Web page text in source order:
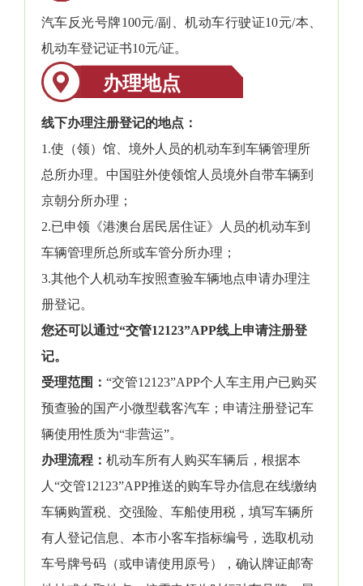
汽车反光号牌100元/副、机动车行驶证10元/本、
机动车登记证书10元/证。
办理地点
线下办理注册登记的地点：
1.使（领）馆、境外人员的机动车到车辆管理所
总所办理。中国驻外使领馆人员境外自带车辆到
京朝分所办理；
2.已申领《港澳台居民居住证》人员的机动车到
车辆管理所总所或车管分所办理；
3.其他个人机动车按照查验车辆地点申请办理注
册登记。
您还可以通过“交管12123”APP线上申请注册登
记。
受理范围： “交管12123”APP个人车主用户已购买
预查验的国产小微型载客汽车；申请注册登记车
辆使用性质为“非营运”。
办理流程： 机动车所有人购买车辆后，根据本
人“交管12123”APP推送的购车导办信息在线缴纳
车辆购置税、交强险、车船使用税，填写车辆所
有人登记信息、本市小客车指标编号，选取机动
车号牌号码（或申请使用原号），确认牌证邮寄